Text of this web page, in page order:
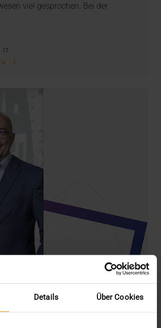
Details Über Cookies
viel gesprochen. Bei der
IT
bündeln zwischen Ruhr